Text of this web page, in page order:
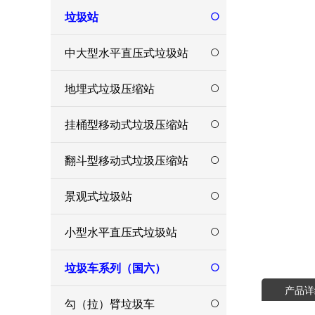
垃圾站
中大型水平直压式垃圾站
地埋式垃圾压缩站
挂桶型移动式垃圾压缩站
翻斗型移动式垃圾压缩站
景观式垃圾站
小型水平直压式垃圾站
垃圾车系列（国六）
勾（拉）臂垃圾车
产品